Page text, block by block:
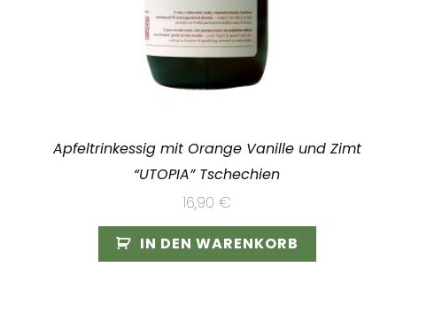
Apfeltrinkessig mit Orange Vanille und Zimt
“UTOPIA” Tschechien
16,90€
IN DEN WARENKORB